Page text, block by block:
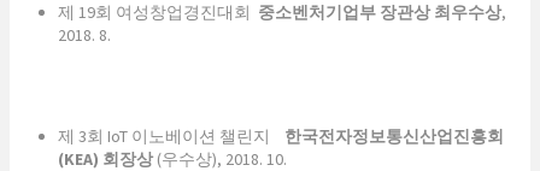
제 19회 여성창업경진대회 중소벤처기업부 장관상 최우수상,
2018. 8.
제 3회 IoT 이노베이션 챌린지 한국전자정보통신산업진흥회
(KEA) 회장상(우수상), 2018. 10.